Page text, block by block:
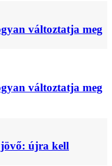
változtatja meg
változtatja meg
jövő: újra kell